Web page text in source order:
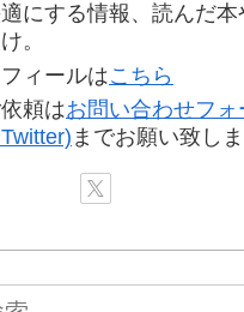
にする情報、読んだ本
。
ィールはこちら
頼はお問い合わせフォ
までお願い致しま